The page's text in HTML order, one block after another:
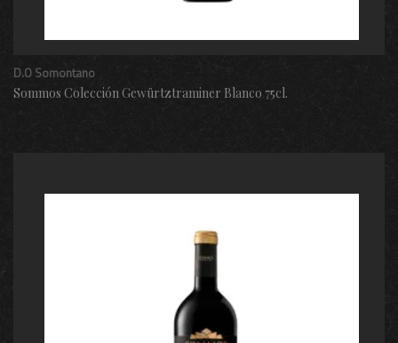
D.O Somontano
Sommos Colección Gewürtztraminer Blanco 75cl.